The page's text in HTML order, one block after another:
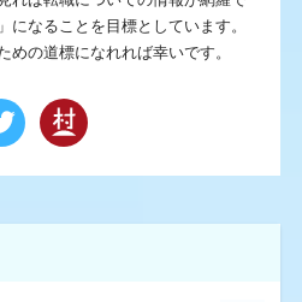
になることを目標としています。
めの道標になれれば幸いです。